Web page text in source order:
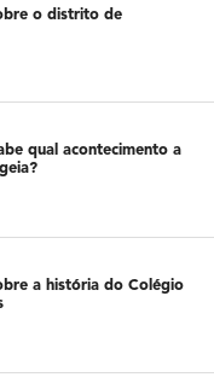
o distrito de
qual acontecimento a
a história do Colégio